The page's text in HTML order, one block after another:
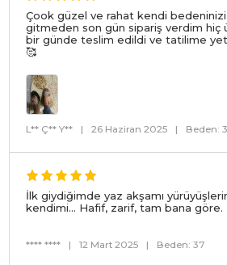
Çook güzel ve rahat kendi
gitmeden son gün sipariş verdim hiç
bir günde teslim edildi ve tatilime
🥰
L** Ç** Y** | 26 Haziran 2025 | Beden:
İlk giydiğimde yaz akşamı
kendimi… Hafif, zarif, tam bana göre.
**** **** | 12 Mart 2025 | Beden: 37